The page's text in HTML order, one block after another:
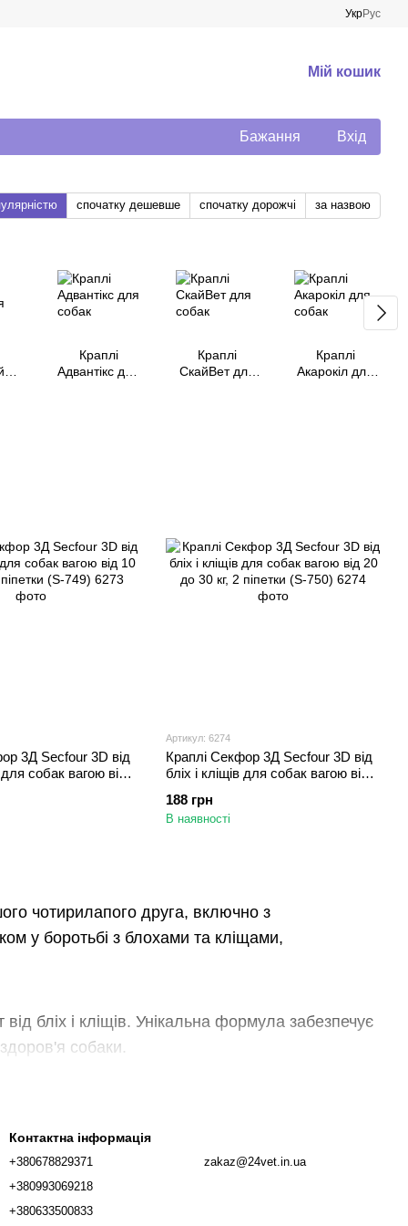
УкрРус
Мій кошик
Бажання Вхід
спочатку дешевше спочатку дорожчі за назвою
чотирилапого друга, включно з
у боротьбі з блохами та кліщами,
бліх і кліщів. Унікальна формула забезпечує
собаки.
вихованця. Краплі, що легко наносяться,
приємним і безпечним.
своїм пацієнтам тільки найкращі
Краплі
Адвантікс для
Краплі
СкайВет для
Краплі
Акарокіл для
3Д Secfour 3D від
для собак вагою від
Артикул: 6274
Краплі Секфор 3Д Secfour 3D від
бліх і кліщів для собак вагою від
188 грн
В наявності
Контактна інформація
+380678829371
+380993069218
+380633500833
zakaz@24vet.in.ua